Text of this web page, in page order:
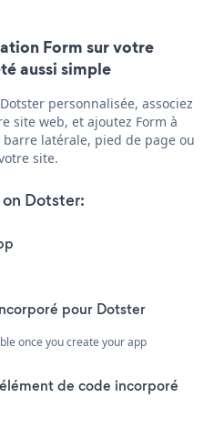
Form sur votre
aussi simple
personnalisée, associez
site web, et ajoutez Form à
latérale, pied de page ou
site.
Dotster:
pour Dotster
once you create your app
de code incorporé